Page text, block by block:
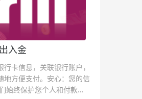
入金
卡信息，关联银行账户，
地方便支付。安心：您的信
始终保护您个人和付款信